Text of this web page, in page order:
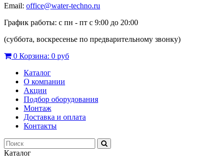
Email: office@water-techno.ru
График работы: с пн - пт с 9:00 до 20:00
(суббота, воскресенье по предварительному звонку)
0 Корзина: 0 руб
Каталог
О компании
Акции
Подбор оборудования
Монтаж
Доставка и оплата
Контакты
Каталог